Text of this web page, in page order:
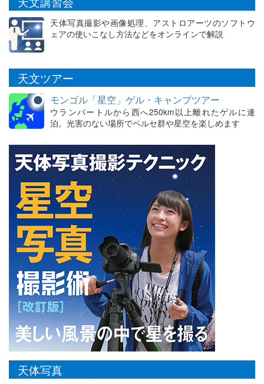
天体写真撮影や画像処理、アストロアーツのソフトウ
ェアの使いこなし方法などをオンラインで解説
天文ツアー
モンゴル「星空」ゲル・キャンプツアー
ウランバートルから西へ250km以上離れたゲルに連
泊。光害のない場所でペルセ群や星空を楽しめます
天体写真